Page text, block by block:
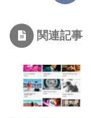
関連記事